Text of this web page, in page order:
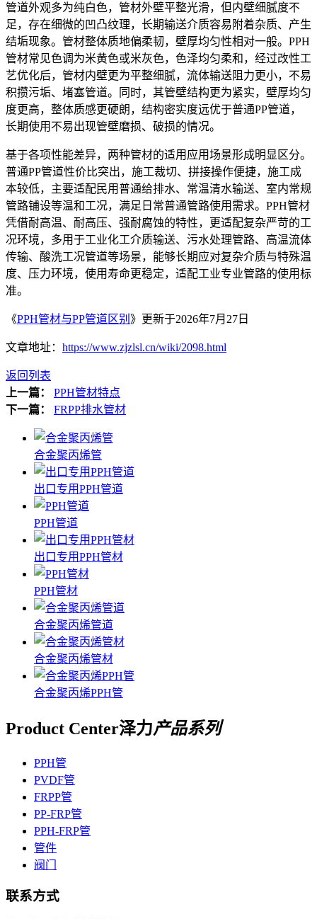
管道外观多为纯白色，管材外壁平整光滑，但内壁细腻度不
足，存在细微的凹凸纹理，长期输送介质容易附着杂质、产生
结垢现象。管材整体质地偏柔韧，壁厚均匀性相对一般。PPH
管材常见色调为米黄色或米灰色，色泽均匀柔和，经过改性工
艺优化后，管材内壁更为平整细腻，流体输送阻力更小，不易
积攒污垢、堵塞管道。同时，其管壁结构更为紧实，壁厚均匀
度更高，整体质感更硬朗，结构密实度远优于普通PP管道，
长期使用不易出现管壁磨损、破损的情况。
基于各项性能差异，两种管材的适用应用场景形成明显区分。
普通PP管道性价比突出，施工裁切、拼接操作便捷，施工成
本较低，主要适配民用普通给排水、常温清水输送、室内常规
管路铺设等温和工况，满足日常普通管路使用需求。PPH管材
凭借耐高温、耐高压、强耐腐蚀的特性，更适配复杂严苛的工
况环境，多用于工业化工介质输送、污水处理管路、高温流体
传输、酸洗工况管道等场景，能够长期应对复杂介质与特殊温
度、压力环境，使用寿命更稳定，适配工业专业管路的使用标
准。
《PPH管材与PP管道区别 》更新于2026年7月27日
文章地址： https://www.zjzlsl.cn/wiki/2098.html
返回列表
上一篇：
PPH管材特点
下一篇：
FRPP排水管材
合金聚丙烯管
出口专用PPH管道
PPH管道
出口专用PPH管材
PPH管材
合金聚丙烯管道
合金聚丙烯管材
合金聚丙烯PPH管
Product Center泽力产品系列
PPH管
PVDF管
FRPP管
PP-FRP管
PPH-FRP管
管件
阀门
联系方式